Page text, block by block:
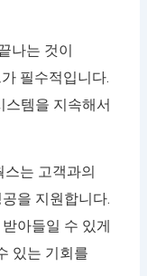
나는 것이
필수적입니다.
스템을 지속해서
스는 고객과의
을 지원합니다.
아들일 수 있게
있는 기회를